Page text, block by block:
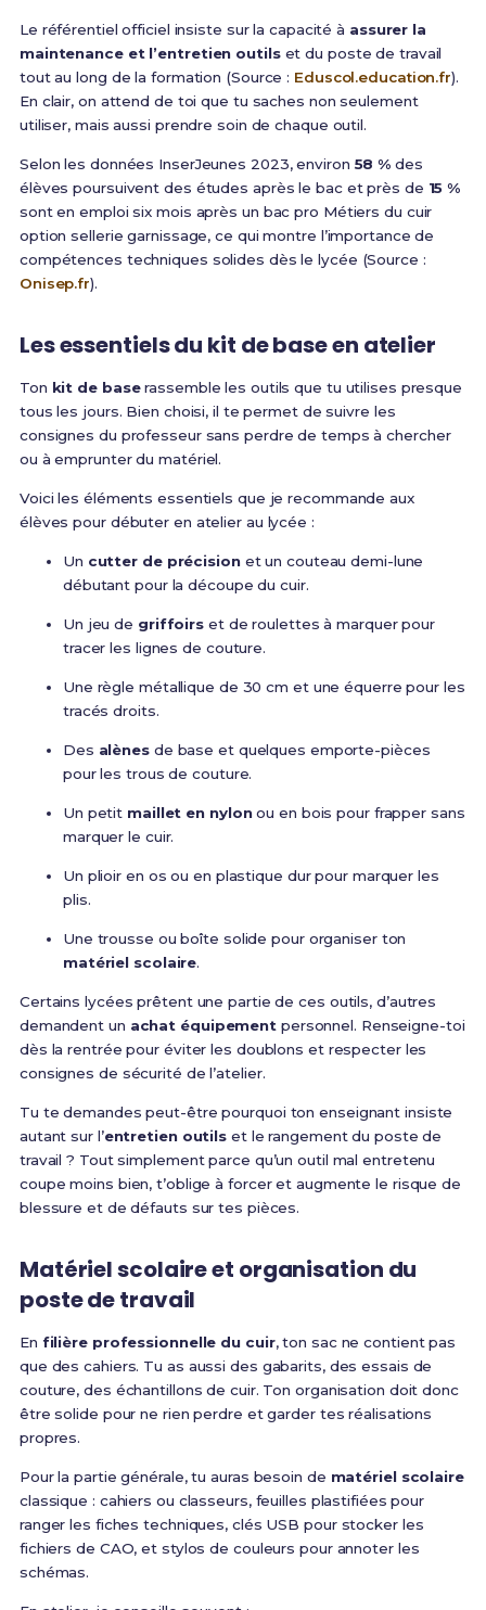
Le référentiel officiel insiste sur la capacité à assurer la
maintenance et l’entretien outilset du poste de travail
tout au long de la formation (Source : Eduscol.education.fr).
En clair, on attend de toi que tu saches non seulement
utiliser, mais aussi prendre soin de chaque outil.
Selon les données InserJeunes 2023, environ 58 % des
élèves poursuivent des études après le bac et près de 15 %
sont en emploi six mois après un bac pro Métiers du cuir
option sellerie garnissage, ce qui montre l’importance de
compétences techniques solides dès le lycée (Source :
Onisep.fr).
Les essentiels du kit de base en atelier
Ton kit de baserassemble les outils que tu utilises presque
tous les jours. Bien choisi, il te permet de suivre les
consignes du professeur sans perdre de temps à chercher
ou à emprunter du matériel.
Voici les éléments essentiels que je recommande aux
élèves pour débuter en atelier au lycée :
Un cutter de précisionet un couteau demi-lune
débutant pour la découpe du cuir.
Un jeu de griffoirs et de roulettes à marquer pour
tracer les lignes de couture.
Une règle métallique de 30 cm et une équerre pour les
tracés droits.
Des alènesde base et quelques emporte-pièces
pour les trous de couture.
Un petit maillet en nylonou en bois pour frapper sans
marquer le cuir.
Un plioir en os ou en plastique dur pour marquer les
plis.
Une trousse ou boîte solide pour organiser ton
matériel scolaire.
Certains lycées prêtent une partie de ces outils, d’autres
demandent un achat équipement personnel. Renseigne-toi
dès la rentrée pour éviter les doublons et respecter les
consignes de sécurité de l’atelier.
Tu te demandes peut-être pourquoi ton enseignant insiste
autant sur l’entretien outils et le rangement du poste de
travail ? Tout simplement parce qu’un outil mal entretenu
coupe moins bien, t’oblige à forcer et augmente le risque de
blessure et de défauts sur tes pièces.
Matériel scolaire et organisation du
poste de travail
En filière professionnelle du cuir, ton sac ne contient pas
que des cahiers. Tu as aussi des gabarits, des essais de
couture, des échantillons de cuir. Ton organisation doit donc
être solide pour ne rien perdre et garder tes réalisations
propres.
Pour la partie générale, tu auras besoin de matériel scolaire
classique : cahiers ou classeurs, feuilles plastifiées pour
ranger les fiches techniques, clés USB pour stocker les
fichiers de CAO, et stylos de couleurs pour annoter les
schémas.